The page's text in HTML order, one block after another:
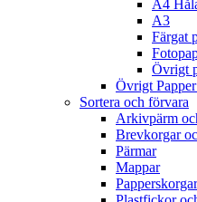
A4
A3
Färgat
Övrigt
Övrigt
Sortera och förvara
Arkivpärm
Brevkorgar
Pärmar
Mappar
Papperskorgar